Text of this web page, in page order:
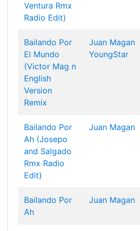
Ventura Rmx
Radio Edit)
Bailando Por
El Mundo
(Victor Mag n
English
Version
Remix
Juan Magan
YoungStar
Bailando Por
Ah (Josepo
and Salgado
Rmx Radio
Edit)
Juan Magan
Bailando Por
Ah
Juan Magan